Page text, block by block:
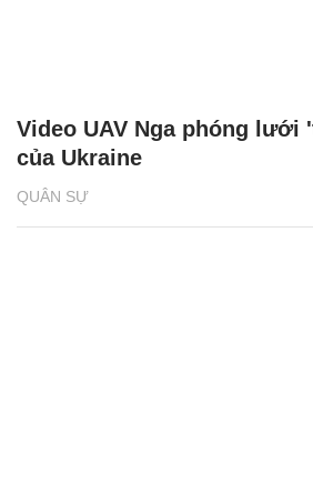
QUÂN SỰ
Video UAV Nga phóng lưới
của Ukraine